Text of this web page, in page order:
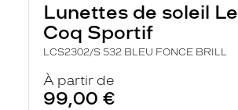
Lunettes de soleil Le
Coq Sportif
LCS2302/S 532 BLEU FONCE BRILL
À partir de
99,00 €